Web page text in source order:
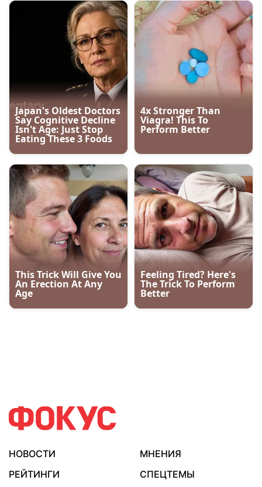
НОВОСТИ
МНЕНИЯ
РЕЙТИНГИ
СПЕЦТЕМЫ